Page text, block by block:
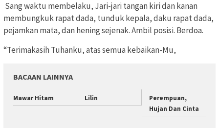
Sang waktu membelaku, Jari-jari tangan kiri dan kanan
membungkuk rapat dada, tunduk kepala, daku rapat dada,
pejamkan mata, dan hening sejenak. Ambil posisi. Berdoa.
“Terimakasih Tuhanku, atas semua kebaikan-Mu,
BACAAN LAINNYA
Mawar Hitam Lilin
Perempuan,
Hujan Dan Cinta